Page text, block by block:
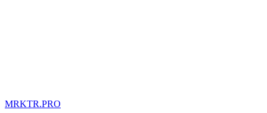
MRKTR.PRO